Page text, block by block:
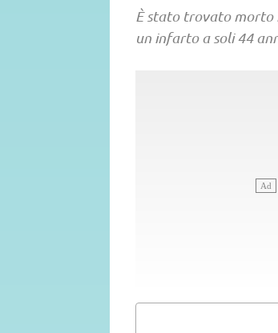
È stato trovato
un infarto a soli 44